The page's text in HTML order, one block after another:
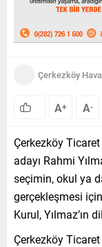
Çerkezköy
A+ A-
Çerkezköy
adayı Rahmi
seçimin, okul ya
gerçekleşmesi
Kurul, Yılmaz’ın
Çerkezköy